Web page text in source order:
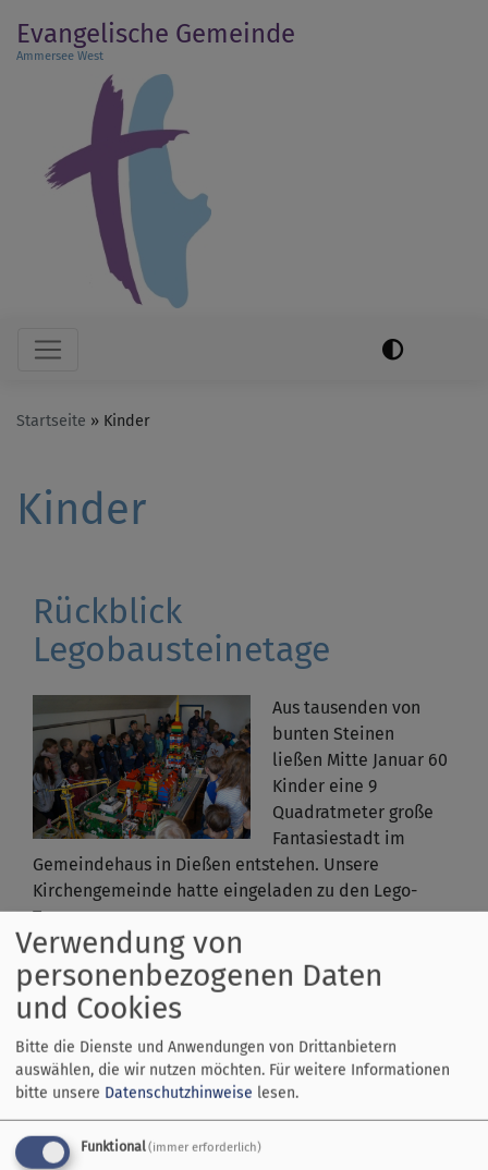
zum
Inhalt
Evangelische Gemeinde
Ammersee West
Hauptnavigation
Startseite Kinder
Kinder
Rückblick
Legobausteinetage
Aus tausenden von
bunten Steinen
ließen Mitte Januar 60
Kinder eine 9
Quadratmeter große
Fantasiestadt im
Gemeindehaus in Dießen entstehen. Unsere
Kirchengemeinde hatte eingeladen zu den Lego-
Tagen.
Kigo für "Große"
Verwendung von
personenbezogenen Daten
und Cookies
Bitte die Dienste und Anwendungen von Drittanbietern
auswählen, die wir nutzen möchten. Für weitere Informationen
bitte unsere Datenschutzhinweise lesen.
Funktional(immer erforderlich)